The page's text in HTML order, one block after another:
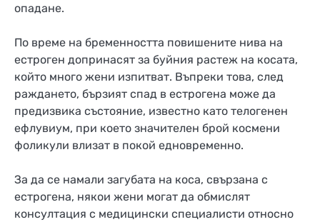
опадане.
По време на бременността повишените нива на
естроген допринасят за буйния растеж на косата,
който много жени изпитват. Въпреки това, след
раждането, бързият спад в естрогена може да
предизвика състояние, известно като телогенен
ефлувиум, при което значителен брой космени
фоликули влизат в покой едновременно.
За да се намали загубата на коса, свързана с
естрогена, някои жени могат да обмислят
консултация с медицински специалисти относно